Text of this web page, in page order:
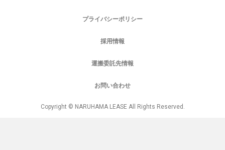
プライバシーポリシー
採用情報
運搬委託先情報
お問い合わせ
Copyright © NARUHAMA LEASE All Rights Reserved.